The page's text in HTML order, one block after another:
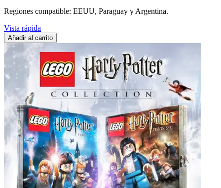
Regiones compatible: EEUU, Paraguay y Argentina.
Vista rápida
Añadir al carrito